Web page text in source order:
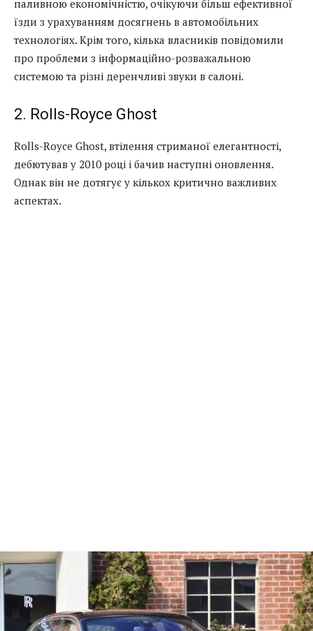
паливною економічністю, очікуючи більш ефективної
їзди з урахуванням досягнень в автомобільних
технологіях. Крім того, кілька власників повідомили
про проблеми з інформаційно-розважальною
системою та різні деренчливі звуки в салоні.
2. Rolls-Royce Ghost
Rolls-Royce Ghost, втілення стриманої елегантності,
дебютував у 2010 році і бачив наступні оновлення.
Однак він не дотягує у кількох критично важливих
аспектах.